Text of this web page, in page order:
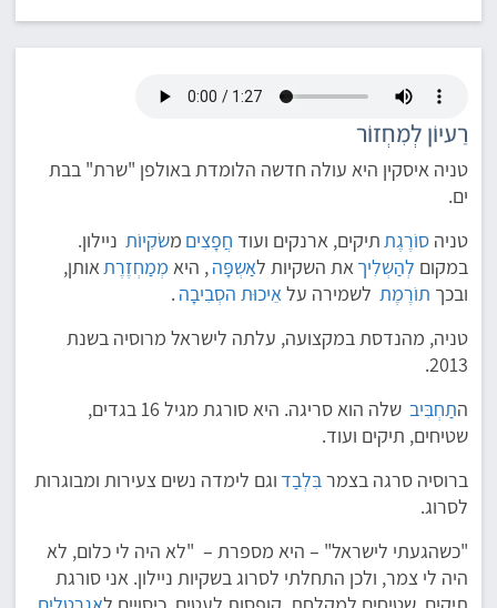
רַעיוֹן לְמִחְזוֹר
טניה איסקין היא עולה חדשה הלומדת באולפן "שרת" בבת
ים.
טניה סוֹרֶגֶתתיקים, ארנקים ועוד חֲפָצִים משׂקִיוֹת ניילון.
במקום לְהַשְלִיךאת השקיות לאַשְפָּה, היא מְמַחְזֶרֶתאותן,
ובכך תוֹרֶמֶת לשמירה עלאֵיכוּת הסְבִיבָה .
טניה, מהנדסת במקצועה, עלתה לישראל מרוסיה בשנת
2013.
התַחְבִּיב
שלה הוא סריגה. היא סורגת מגיל 16 בגדים,
שטיחים, תיקים ועוד.
ברוסיה סרגה בצמרבִּלְבַד וגם לימדה נשים צעירות ומבוגרות
לסרוג.
"כשהגעתי לישראל" – היא מספרת – "לא היה לי כלום, לא
היה לי צמר, ולכן התחלתי לסרוג בשקיות ניילון. אני סורגת